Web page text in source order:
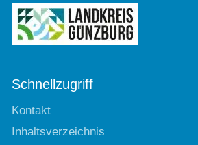
Schnellzugriff
Kontakt
Inhaltsverzeichnis